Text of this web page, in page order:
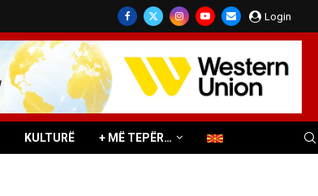
Login
KULTURË + MË TEPËR…